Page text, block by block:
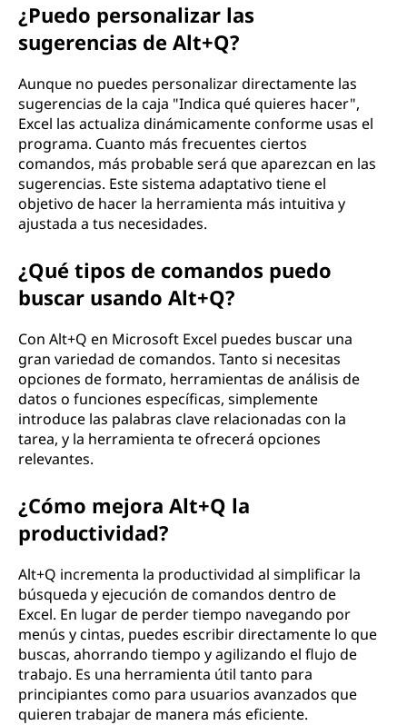
¿Puedo personalizar las
sugerencias de Alt+Q?
Aunque no puedes personalizar directamente las
sugerencias de la caja "Indica qué quieres hacer",
Excel las actualiza dinámicamente conforme usas el
programa. Cuanto más frecuentes ciertos
comandos, más probable será que aparezcan en las
sugerencias. Este sistema adaptativo tiene el
objetivo de hacer la herramienta más intuitiva y
ajustada a tus necesidades.
¿Qué tipos de comandos puedo
buscar usando Alt+Q?
Con Alt+Q en Microsoft Excel puedes buscar una
gran variedad de comandos. Tanto si necesitas
opciones de formato, herramientas de análisis de
datos o funciones específicas, simplemente
introduce las palabras clave relacionadas con la
tarea, y la herramienta te ofrecerá opciones
relevantes.
¿Cómo mejora Alt+Q la
productividad?
Alt+Q incrementa la productividad al simplificar la
búsqueda y ejecución de comandos dentro de
Excel. En lugar de perder tiempo navegando por
menús y cintas, puedes escribir directamente lo que
buscas, ahorrando tiempo y agilizando el flujo de
trabajo. Es una herramienta útil tanto para
principiantes como para usuarios avanzados que
quieren trabajar de manera más eficiente.